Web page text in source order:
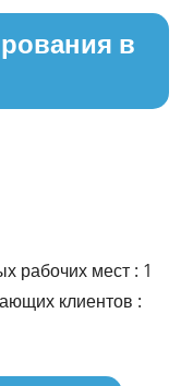
в
рабочих мест : 1
клиентов :